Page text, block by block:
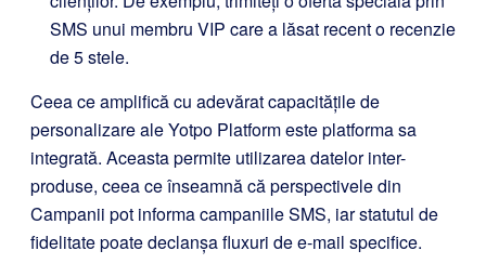
SMS unui membru VIP care a lăsat recent o recenzie
de 5 stele.
Ceea ce amplifică cu adevărat capacitățile de
personalizare ale Yotpo Platform este platforma sa
integrată. Aceasta permite utilizarea datelor inter-
produse, ceea ce înseamnă că perspectivele din
Campanii pot informa campaniile SMS, iar statutul de
fidelitate poate declanșa fluxuri de e-mail specifice.